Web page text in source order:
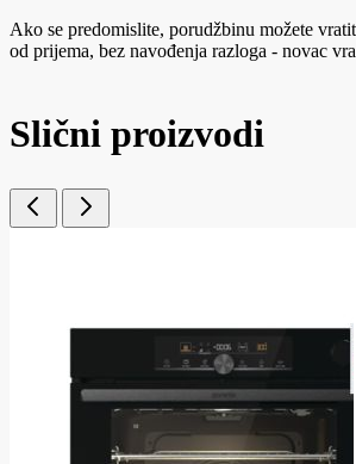
Ako se predomislite, porudžbinu možete
od prijema, bez navođenja razloga - novac
Slični proizvodi